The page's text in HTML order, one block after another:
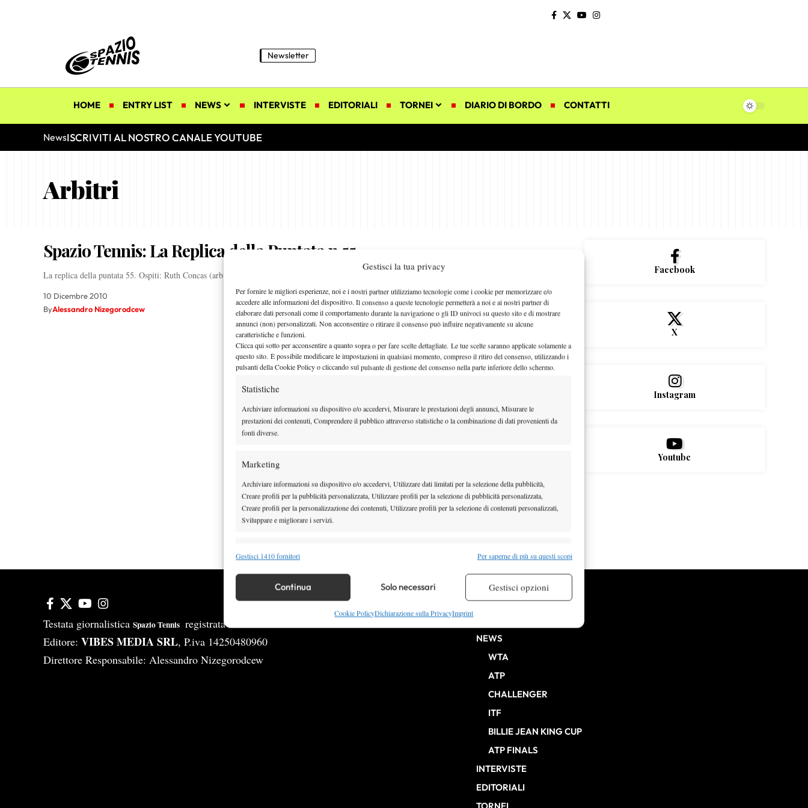
Gestisci la tua privacy
Per fornire le migliori esperienze, noi e i nostri partner utilizziamo tecnologie come i cookie per memorizzare e/o
accedere alle informazioni del dispositivo. Il consenso a queste tecnologie permetterà a noi e ai nostri partner di
elaborare dati personali come il comportamento durante la navigazione o gli ID univoci su questo sito e di mostrare
annunci (non) personalizzati. Non acconsentire o ritirare il consenso può influire negativamente su alcune
caratteristiche e funzioni.
Clicca qui sotto per acconsentire a quanto sopra o per fare scelte dettagliate. Le tue scelte saranno applicate solamente a
questo sito. È possibile modificare le impostazioni in qualsiasi momento, compreso il ritiro del consenso, utilizzando i
pulsanti della Cookie Policy o cliccando sul pulsante di gestione del consenso nella parte inferiore dello schermo.
Statistiche
Archiviare informazioni su dispositivo e/o accedervi, Misurare le prestazioni degli annunci, Misurare le
prestazioni dei contenuti, Comprendere il pubblico attraverso statistiche o la combinazione di dati provenienti da
fonti diverse.
Marketing
Archiviare informazioni su dispositivo e/o accedervi, Utilizzare dati limitati per la selezione della pubblicità,
Creare profili per la pubblicità personalizzata, Utilizzare profili per la selezione di pubblicità personalizzata,
Creare profili per la personalizzazione dei contenuti, Utilizzare profili per la selezione di contenuti personalizzati,
Sviluppare e migliorare i servizi.
Funzionalità
Identificare i dispositivi in base alle informazioni trasmesse automaticamente.
Garantire la sicurezza, prevenire e rilevare frodi, correggere errori,
Erogare e presentare pubblicità e contenuto, Salvare e comunicare le
scelte sulla privacy.
Sempre attivo
Gestisci 1410 fornitori Per saperne di più su questi scopi
Continua Solo necessari Gestisci opzioni
Cookie PolicyDichiarazione sulla PrivacyImprint
Newsletter
HOME ENTRY LIST NEWS INTERVISTE EDITORIALI TORNEI DIARIO DI BORDO CONTATTI
NewsISCRIVITI AL NOSTRO CANALE YOUTUBE
Arbitri
Spazio Tennis: La Replica della Puntata n.55
La replica della puntata 55. Ospiti: Ruth Concas (arbitro), Colangelo, Bisti, Brancher, Veneziani
10 Dicembre 2010
ByAlessandro Nizegorodcew
Facebook
X
Instagram
Youtube
Testata giornalistica Spazio Tennis registrata Aut-Trib Milano n° 10268 del 15/09/2025
Editore: VIBES MEDIA SRL, P.iva 14250480960
Direttore Responsabile: Alessandro Nizegorodcew
HOME
NEWS
WTA
ATP
CHALLENGER
ITF
BILLIE JEAN KING CUP
ATP FINALS
INTERVISTE
EDITORIALI